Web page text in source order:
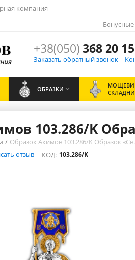
компания
+38(050) 368 20 15
Заказать обратный звонок
ОБРАЗКИ 
СКЛАДНИ
103.286/K
/ Образок Акимов 103.286/K Образок
отзыв КОД: 103.286/K